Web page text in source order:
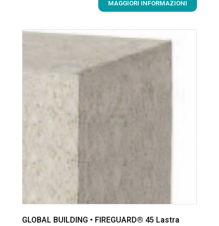
MAGGIORI INFORMAZIONI
GLOBAL BUILDING • FIREGUARD® 45 Lastra